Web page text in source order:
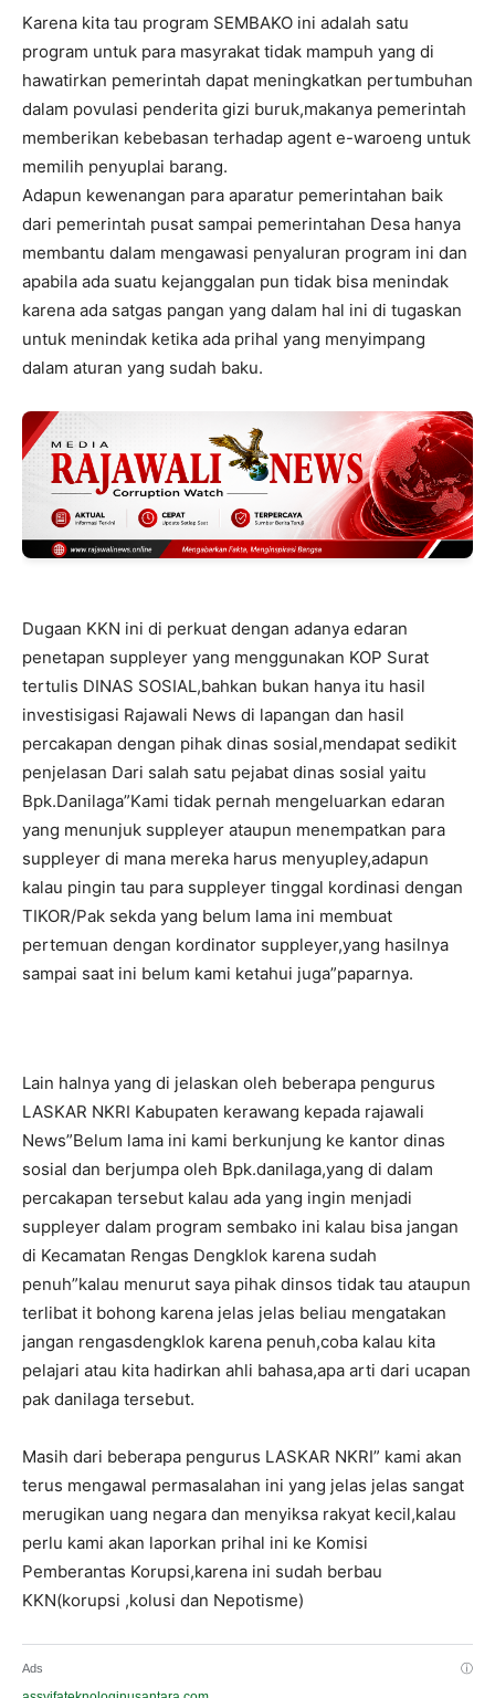
Karena kita tau program SEMBAKO ini adalah satu
program untuk para masyrakat tidak mampuh yang di
hawatirkan pemerintah dapat meningkatkan pertumbuhan
dalam povulasi penderita gizi buruk,makanya pemerintah
memberikan kebebasan terhadap agent e-waroeng untuk
memilih penyuplai barang.
Adapun kewenangan para aparatur pemerintahan baik
dari pemerintah pusat sampai pemerintahan Desa hanya
membantu dalam mengawasi penyaluran program ini dan
apabila ada suatu kejanggalan pun tidak bisa menindak
karena ada satgas pangan yang dalam hal ini di tugaskan
untuk menindak ketika ada prihal yang menyimpang
dalam aturan yang sudah baku.
Dugaan KKN ini di perkuat dengan adanya edaran
penetapan suppleyer yang menggunakan KOP Surat
tertulis DINAS SOSIAL,bahkan bukan hanya itu hasil
investisigasi Rajawali News di lapangan dan hasil
percakapan dengan pihak dinas sosial,mendapat sedikit
penjelasan Dari salah satu pejabat dinas sosial yaitu
Bpk.Danilaga”Kami tidak pernah mengeluarkan edaran
yang menunjuk suppleyer ataupun menempatkan para
suppleyer di mana mereka harus menyupley,adapun
kalau pingin tau para suppleyer tinggal kordinasi dengan
TIKOR/Pak sekda yang belum lama ini membuat
pertemuan dengan kordinator suppleyer,yang hasilnya
sampai saat ini belum kami ketahui juga”paparnya.
Lain halnya yang di jelaskan oleh beberapa pengurus
LASKAR NKRI Kabupaten kerawang kepada rajawali
News”Belum lama ini kami berkunjung ke kantor dinas
sosial dan berjumpa oleh Bpk.danilaga,yang di dalam
percakapan tersebut kalau ada yang ingin menjadi
suppleyer dalam program sembako ini kalau bisa jangan
di Kecamatan Rengas Dengklok karena sudah
penuh”kalau menurut saya pihak dinsos tidak tau ataupun
terlibat it bohong karena jelas jelas beliau mengatakan
jangan rengasdengklok karena penuh,coba kalau kita
pelajari atau kita hadirkan ahli bahasa,apa arti dari ucapan
pak danilaga tersebut.
Masih dari beberapa pengurus LASKAR NKRI” kami akan
terus mengawal permasalahan ini yang jelas jelas sangat
merugikan uang negara dan menyiksa rakyat kecil,kalau
perlu kami akan laporkan prihal ini ke Komisi
Pemberantas Korupsi,karena ini sudah berbau
KKN(korupsi ,kolusi dan Nepotisme)
Ads ⓘ